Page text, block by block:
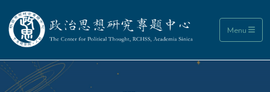
政治思想研究專題中心 Menu
:::